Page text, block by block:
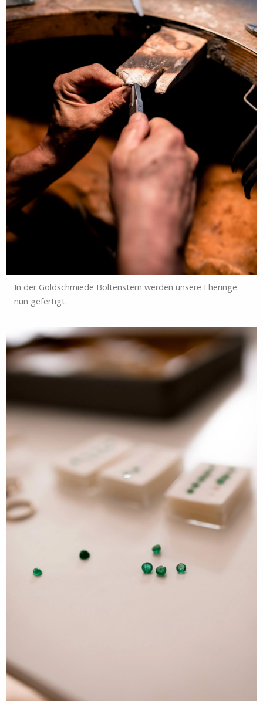
In der Goldschmiede Boltenstern werden unsere Eheringe
nun gefertigt.